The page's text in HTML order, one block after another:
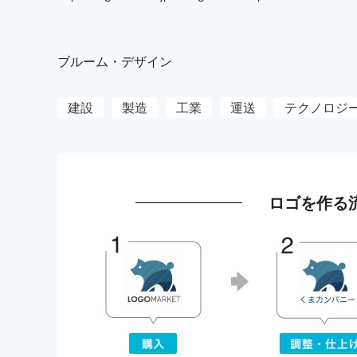
ブルーム・デザイン
建設 製造 工業 運送 テクノロジ
ロゴを作る